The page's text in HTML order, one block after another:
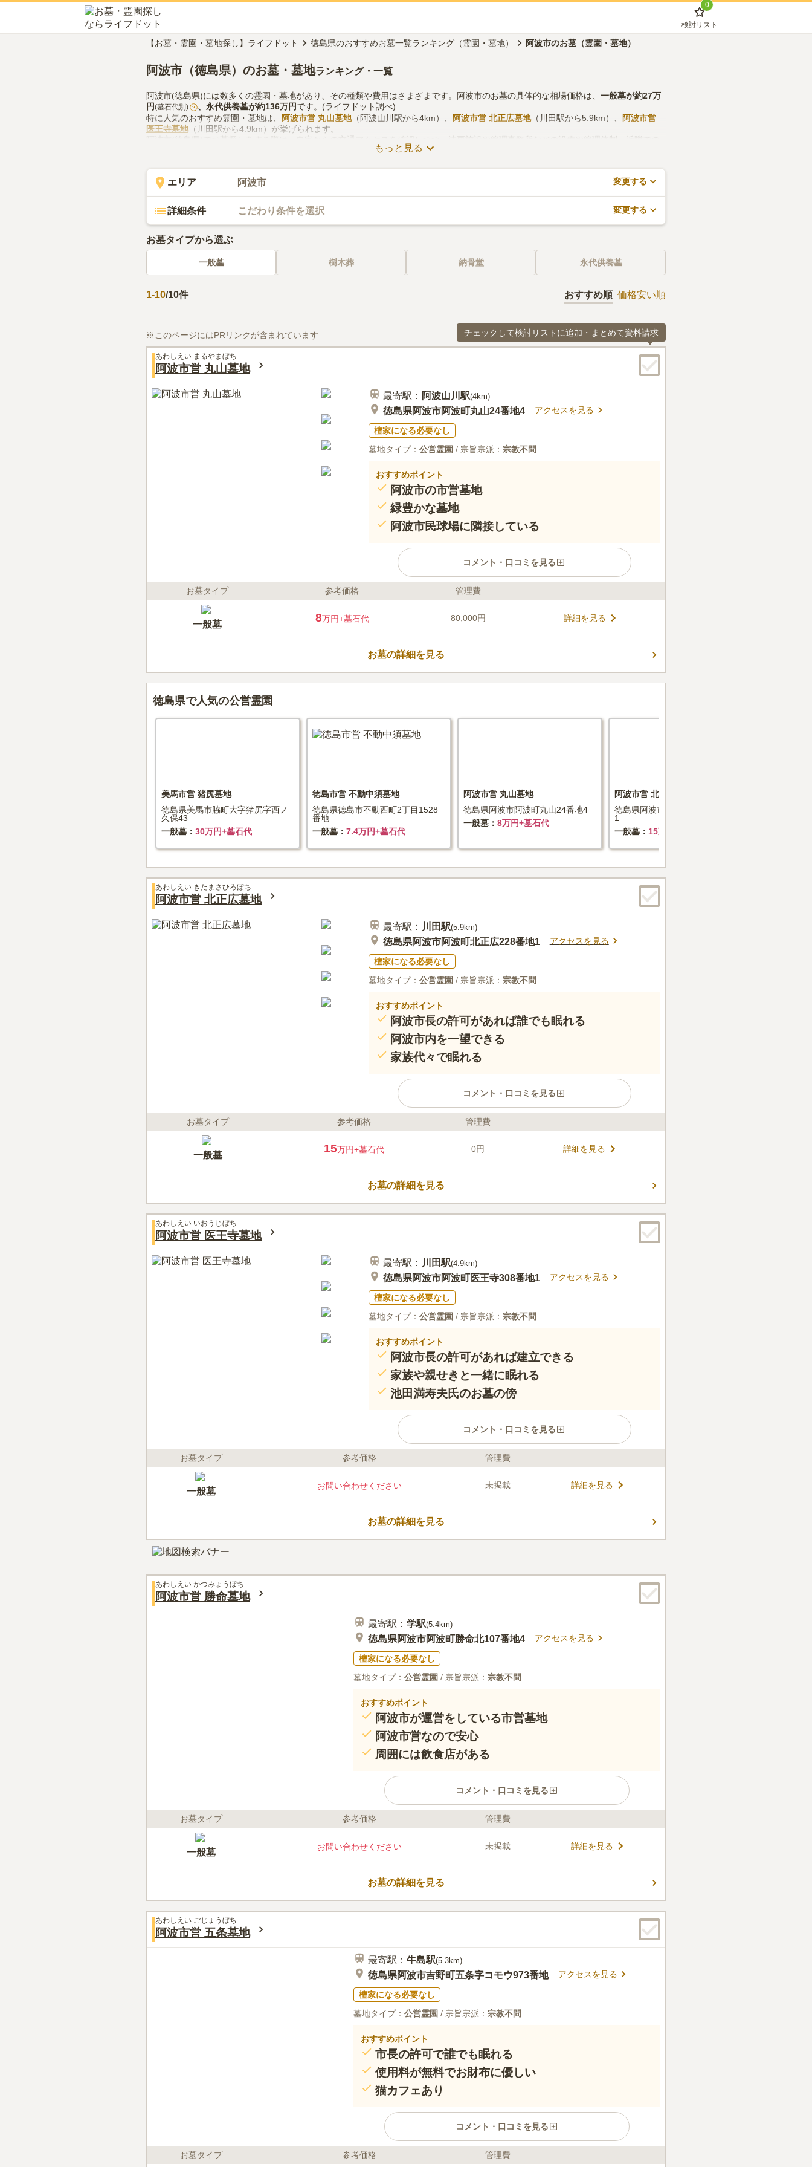
0
検討リスト
【お墓・霊園・墓地探し】ライフドット 徳島県のおすすめお墓一覧ランキング（霊園・墓地） 阿波市のお墓（霊園・墓地）
阿波市（徳島県）のお墓・墓地ランキング・一覧
阿波市(徳島県)には数多くの霊園・墓地があり、その種類や費用はさまざまです。阿波市のお墓の具体的な相場価格は、 一般墓が約27万
円(墓石代別) ? 、 永代供養墓が約136万円です。(ライフドット調べ)
特に人気のおすすめ霊園・墓地は、 阿波市営 丸山墓地（阿波山川駅から4km）、 阿波市営 北正広墓地（川田駅から5.9km）、 阿波市営
医王寺墓地 （川田駅から4.9km）が挙げられます。
阿波市(徳島県)でお墓探しをする際は、自宅からの交通アクセスを確認しつつ、法要施設や管理事務所などの設備や管理体制、近隣での
供花やお線香の入手方法などを考慮して選ぶとよいでしょう。資料請求や見学予約が無料でできますので、活用してみてください。
もっと見る
エリア 阿波市 変更する
詳細条件 こだわり条件を選択 変更する
お墓タイプから選ぶ
一般墓 樹木葬 納骨堂 永代供養墓
1-10/10件 おすすめ順 価格安い順
※このページにはPRリンクが含まれています チェックして検討リストに追加・まとめて資料請求
あわしえい まるやまぼち
阿波市営 丸山墓地
最寄駅： 阿波山川 駅(4km)
徳島県阿波市阿波町丸山24番地4 アクセスを見る
檀家になる必要なし
墓地タイプ： 公営霊園 / 宗旨宗派： 宗教不問
おすすめポイント
阿波市の市営墓地
緑豊かな墓地
阿波市民球場に隣接している
コメント・口コミを見る
ライフドット編集部のコメント
す。 シーズンには多くの人が訪れ歓声が風に乗って運ばれてき
ます。 賑やかな場所で眠りたい方や野球が好きな方におすすめ
です。 徳島自動車道「土成インター」から車で約25分の場所に
あり、近くには幹線道路が通っています。 駐車場もあるので車
でお参りが便利です。
お墓タイプ 参考価格 管理費
一般墓
8万円+墓石代 80,000円 詳細を見る
お墓の詳細を見る
徳島県で人気の公営霊園
美馬市営 猪尻墓地
徳島県美馬市脇町大字猪尻字西ノ
久保43
一般墓
30万円+墓石代
徳島市営 不動中須墓地
徳島県徳島市不動西町2丁目1528
番地
一般墓
7.4万円+墓石代
阿波市営 丸山墓地
徳島県阿波市阿波町丸山24番地4
一般墓
8万円+墓石代
阿波市営 北正広墓地
徳島県阿波市阿波町北正広228番地
1
一般墓
15万円+墓石代
あわしえい きたまさひろぼち
阿波市営 北正広墓地
最寄駅： 川田駅(5.9km)
徳島県阿波市阿波町北正広228番地1 アクセスを見る
檀家になる必要なし
墓地タイプ： 公営霊園 / 宗旨宗派： 宗教不問
おすすめポイント
阿波市長の許可があれば誰でも眠れる
阿波市内を一望できる
家族代々で眠れる
コメント・口コミを見る
ライフドット編集部のコメント
墓地です。 段々畑の様にお墓が建ち並んでおり、暖かい陽射し
を感じることができます。 区画はゆとりのある大きさで、隣の
区画との間に隙間があります。 そのため、お盆やお彼岸のお墓
参りに人が多く訪れる時期でも、隣の方を気にすることなくお
参りできます。
お墓タイプ 参考価格 管理費
一般墓
15万円+墓石代 0円 詳細を見る
お墓の詳細を見る
あわしえい いおうじぼち
阿波市営 医王寺墓地
最寄駅： 川田駅(4.9km)
徳島県阿波市阿波町医王寺308番地1 アクセスを見る
檀家になる必要なし
墓地タイプ： 公営霊園 / 宗旨宗派： 宗教不問
おすすめポイント
阿波市長の許可があれば建立できる
家族や親せきと一緒に眠れる
池田満寿夫氏のお墓の傍
コメント・口コミを見る
ライフドット編集部のコメント
く知られる氏に手を合わせるために、国内外から多くの方が足
を運ぶエリアです。 開放的な作りで、うららかな陽射しとそよ
ぐ風を感じられます。 穏やかな時間が流れる中で、ゆっくりと
故人とから語らうことができる場所です。 墓域内には段差が少
ないので、小さいお子様と一緒にお参りすることもできます。
お墓タイプ 参考価格 管理費
一般墓
お問い合わせください 未掲載 詳細を見る
お墓の詳細を見る
あわしえい かつみょうぼち
阿波市営 勝命墓地
最寄駅： 学駅(5.4km)
徳島県阿波市阿波町勝命北107番地4 アクセスを見る
檀家になる必要なし
墓地タイプ： 公営霊園 / 宗旨宗派： 宗教不問
おすすめポイント
阿波市が運営をしている市営墓地
阿波市営なので安心
周囲には飲食店がある
コメント・口コミを見る
ライフドット編集部のコメント
あり、お参りの前後に小腹を満たすことができます。 酒屋さんもあ
るので、日本酒やビールそして飲み物などの供物を購入したい方も
安心です。 （有）市場交通バスの「阿波病院前バス停」から徒歩約
13分の場所にあるので、バスを使ってお参りするのが便利です。
お墓タイプ 参考価格 管理費
一般墓
お問い合わせください 未掲載 詳細を見る
お墓の詳細を見る
あわしえい ごじょうぼち
阿波市営 五条墓地
最寄駅： 牛島駅(5.3km)
徳島県阿波市吉野町五条字コモウ973番地 アクセスを見る
檀家になる必要なし
墓地タイプ： 公営霊園 / 宗旨宗派： 宗教不問
おすすめポイント
市長の許可で誰でも眠れる
使用料が無料でお財布に優しい
猫カフェあり
コメント・口コミを見る
ライフドット編集部のコメント
お墓タイプ 参考価格 管理費